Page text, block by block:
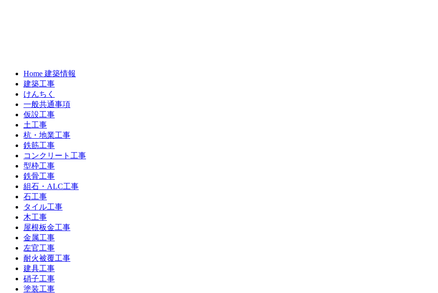
Home 建築情報
建築工事
けんちく
一般共通事項
仮設工事
土工事
杭・地業工事
鉄筋工事
コンクリート工事
型枠工事
鉄骨工事
組石・ALC工事
石工事
タイル工事
木工事
屋根板金工事
金属工事
左官工事
耐火被覆工事
建具工事
硝子工事
塗装工事